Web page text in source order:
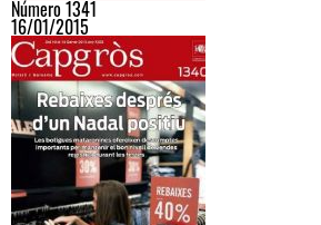
Número 1341
16/01/2015